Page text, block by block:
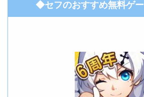
◆セフのおすすめ無料ゲ